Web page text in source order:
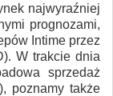
najwyraźniej
prognozami,
Intime przez
W trakcie dnia
sprzedaż
poznamy także